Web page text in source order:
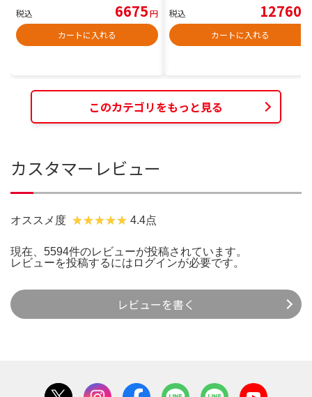
税込 6675円
カートに入れる
税込 12760
カートに入れる
このカテゴリをもっと見る
カスタマーレビュー
オススメ度 4.4点
現在、5594件のレビューが投稿されています。
レビューを投稿するには ログインが必要です。
レビューを書く